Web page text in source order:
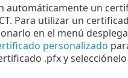
automáticamente un
Para utilizar un
en el menú
personalizado
.pfx y